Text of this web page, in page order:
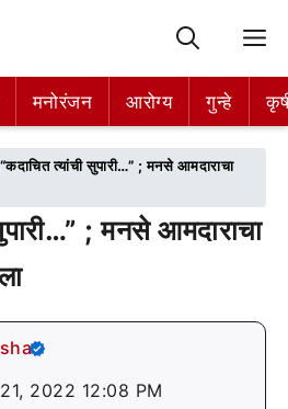
मनोरंजन आरोग्य गुन्हे
मनोरंजन आरोग्य गुन्हे
“कदाचित त्यांची सुपारी…” ; मनसे आमदाराचा
; मनसे आमदाराचा
2022 12:08 PM